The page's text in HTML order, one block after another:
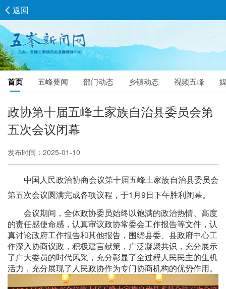
首页 五峰要闻 部门动态 乡镇动态 视频五峰
返回
政协第十届五峰土家族自治县委员会第
五次会议闭幕
发布时间：2025-01-10
中国人民政治协商会议第十届五峰土家族自治县委员会
第五次会议圆满完成各项议程，于1月9日下午胜利闭幕。
会议期间，全体政协委员始终以饱满的政治热情、高度
的责任感使命感，认真审议政协常委会工作报告等文件，认
真讨论政府工作报告和其他报告，围绕县委、县政府中心工
作深入协商议政，积极建言献策，广泛凝聚共识，充分展示
了广大委员的时代风采，充分彰显了全过程人民民主的生机
活力，充分展现了人民政协作为专门协商机构的优势作用。